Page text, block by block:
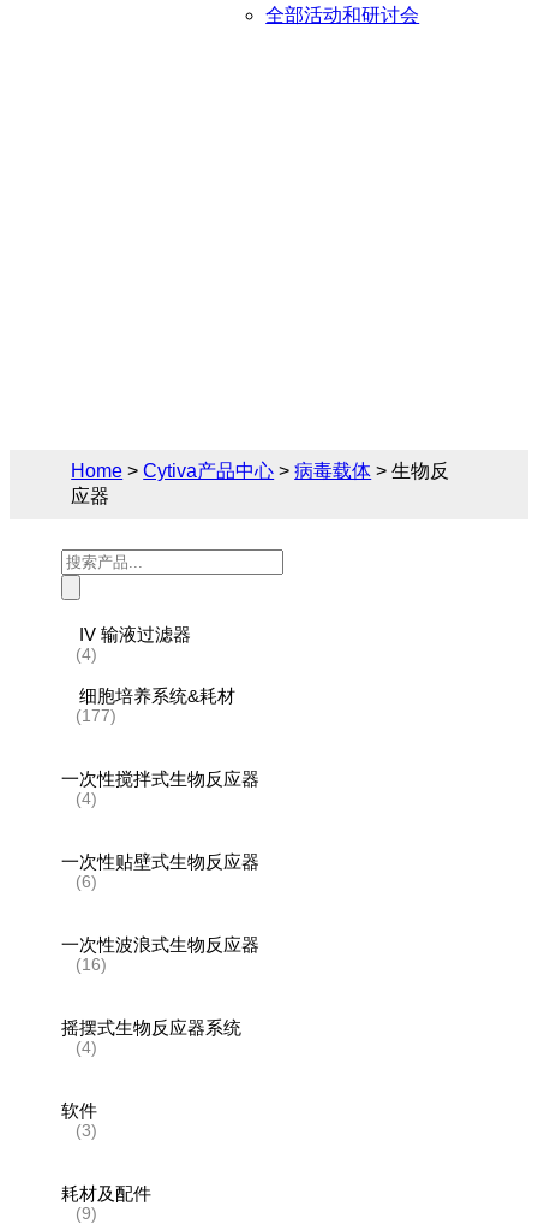
全部活动和研讨会
Home >Cytiva产品中心 >病毒载体 > 生物反
应器
Products
search
IV 输液过滤器
(4)
细胞培养系统&耗材
(177)
一次性搅拌式生物反应器
(4)
一次性贴壁式生物反应器
(6)
一次性波浪式生物反应器
(16)
摇摆式生物反应器系统
(4)
软件
(3)
耗材及配件
(9)